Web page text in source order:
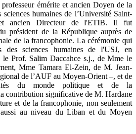
émérite et ancien Doyen de la
sciences humaines de l’Université Saint-
ancien Directeur de l'ETIB. Il fut
président de la République auprès de
de la francophonie. La cérémonie qui
des sciences humaines de l'USJ, en
le Prof. Salim Daccahce s.j., de Mme le
Mme Tamara El-Zein, de M. Jean-
de l’AUF au Moyen-Orient –, et de
du monde politique et de la
contribution significative de M. Hardane
et de la francophonie, non seulement
au niveau du Liban et du Moyen